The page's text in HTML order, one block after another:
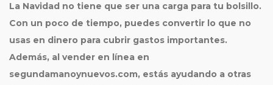
La Navidad no tiene que ser una carga para tu bolsillo.
Con un poco de tiempo, puedes convertir lo que no
usas en dinero para cubrir gastos importantes.
Además, al vender en línea en
segundamanoynuevos.com, estás ayudando a otras